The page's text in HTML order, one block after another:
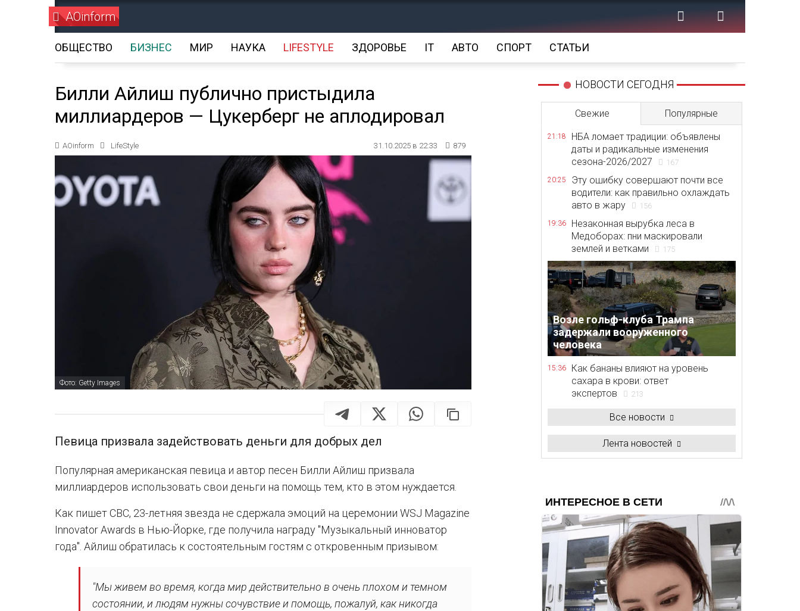
AOinform
ОБЩЕСТВО БИЗНЕС МИР НАУКА LIFESTYLE ЗДОРОВЬЕ IT АВТО СПОРТ СТАТЬИ
Билли Айлиш публично пристыдила
миллиардеров — Цукерберг не аплодировал
AOinform LifeStyle 31.10.2025 в 22:33 879
Фото: Getty Images
Певица призвала задействовать деньги для добрых дел
Популярная американская певица и автор песен Билли Айлиш призвала
миллиардеров использовать свои деньги на помощь тем, кто в этом нуждается.
Как пишет CBC, 23-летняя звезда не сдержала эмоций на церемонии WSJ Magazine
Innovator Awards в Нью-Йорке, где получила награду "Музыкальный инноватор
года". Айлиш обратилась к состоятельным гостям с откровенным призывом:
"Мы живем во время, когда мир действительно в очень плохом и темном
состоянии, и людям нужны сочувствие и помощь, пожалуй, как никогда
НОВОСТИ СЕГОДНЯ
Свежие Популярные
21:18
НБА ломает традиции: объявлены
даты и радикальные изменения
сезона-2026/2027
167
20:25
Эту ошибку совершают почти все
водители: как правильно охлаждать
авто в жару
156
19:36
Незаконная вырубка леса в
Медоборах: пни маскировали
землей и ветками
175
Возле гольф-клуба Трампа
задержали вооруженного
человека
15:36
Как бананы влияют на уровень
сахара в крови: ответ
экспертов
213
Все новости
Лента новостей